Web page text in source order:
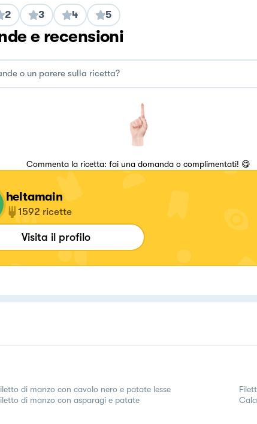
2 3 4 5
e recensioni
Commenta la ricetta: fai una domanda o complimentati! 😋
heltamain
1592 ricette
Visita il profilo
di manzo con cavolo nero e patate lesse
di manzo con asparagi e patate